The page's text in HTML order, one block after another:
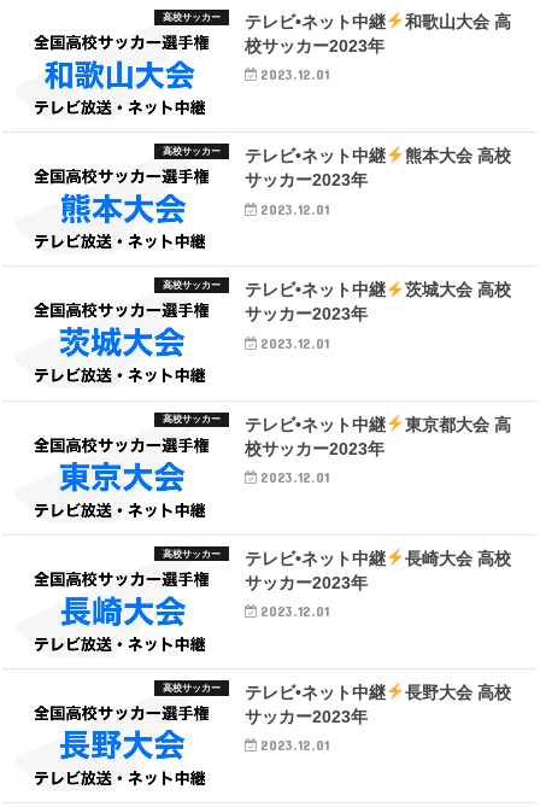
高校サッカー テレビ•ネット中継
和歌山大会 高
校サッカー2023年
2023.12.01
高校サッカー テレビ•ネット中継
熊本大会 高校
サッカー2023年
2023.12.01
高校サッカー テレビ•ネット中継
茨城大会 高校
サッカー2023年
2023.12.01
高校サッカー テレビ•ネット中継
東京都大会 高
校サッカー2023年
2023.12.01
高校サッカー テレビ•ネット中継
長崎大会 高校
サッカー2023年
2023.12.01
高校サッカー テレビ•ネット中継
長野大会 高校
サッカー2023年
2023.12.01